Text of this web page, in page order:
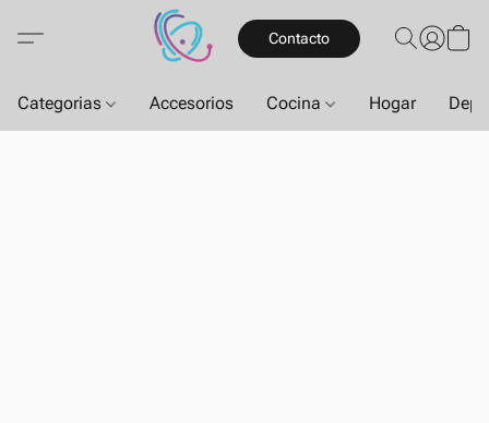
Contacto
Categorias Accesorios Cocina Hogar